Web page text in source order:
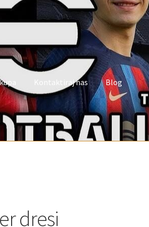
Kontaktiraj nas Blog
dresi